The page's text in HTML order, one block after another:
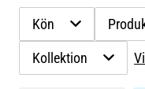
Kön
Kollektion